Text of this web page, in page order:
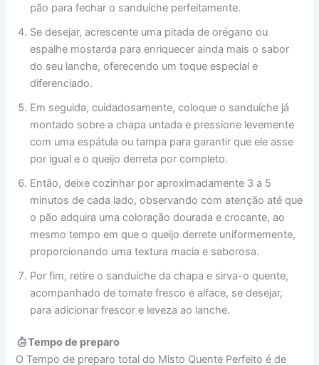
pão para fechar o sanduíche perfeitamente.
Se desejar, acrescente uma pitada de orégano ou
espalhe mostarda para enriquecer ainda mais o sabor
do seu lanche, oferecendo um toque especial e
diferenciado.
Em seguida, cuidadosamente, coloque o sanduíche já
montado sobre a chapa untada e pressione levemente
com uma espátula ou tampa para garantir que ele asse
por igual e o queijo derreta por completo.
Então, deixe cozinhar por aproximadamente 3 a 5
minutos de cada lado, observando com atenção até que
o pão adquira uma coloração dourada e crocante, ao
mesmo tempo em que o queijo derrete uniformemente,
proporcionando uma textura macia e saborosa.
Por fim, retire o sanduíche da chapa e sirva-o quente,
acompanhado de tomate fresco e alface, se desejar,
para adicionar frescor e leveza ao lanche.
Tempo de preparo
O Tempo de preparo total do Misto Quente Perfeito é de